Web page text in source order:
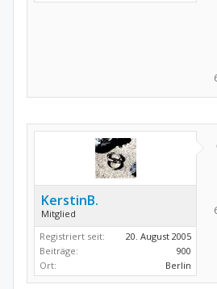
KerstinB.
Mitglied
Registriert seit:
20. August 2005
Beiträge:
900
Ort:
Berlin